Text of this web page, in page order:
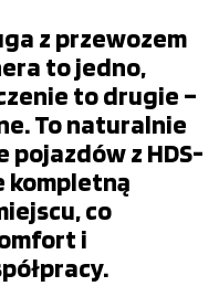
z przewozem
to jedno,
to drugie –
To naturalnie
pojazdów z HDS-
kompletną
co
i